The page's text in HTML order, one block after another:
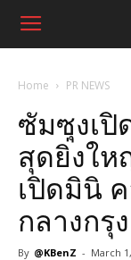
Home PR NEWS
ซัมซุงเปิ
สุดยิ่งให
เปิดมินิ
กลางกรุง
By @KBenZ - March